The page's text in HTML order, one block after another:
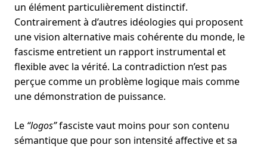
un élément particulièrement distinctif.
Contrairement à d’autres idéologies qui proposent
une vision alternative mais cohérente du monde, le
fascisme entretient un rapport instrumental et
flexible avec la vérité. La contradiction n’est pas
perçue comme un problème logique mais comme
une démonstration de puissance.
Le “logos”fasciste vaut moins pour son contenu
sémantique que pour son intensité affective et sa